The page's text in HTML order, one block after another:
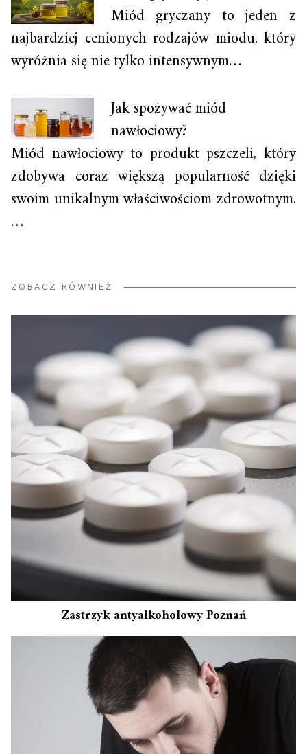
Miód gryczany to jeden z
najbardziej cenionych rodzajów miodu, który
wyróżnia się nie tylko intensywnym…
Jak spożywać miód
nawłociowy?
Miód nawłociowy to produkt pszczeli, który
zdobywa coraz większą popularność dzięki
swoim unikalnym właściwościom zdrowotnym.
…
ZOBACZ RÓWNIEŻ
Zastrzyk antyalkoholowy Poznań